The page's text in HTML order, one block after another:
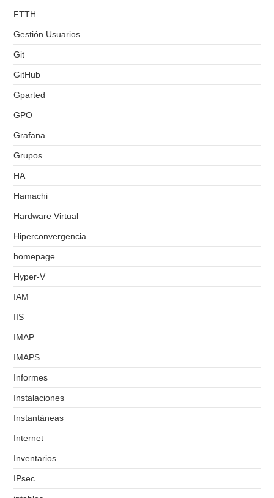
FTTH
Gestión Usuarios
Git
GitHub
Gparted
GPO
Grafana
Grupos
HA
Hamachi
Hardware Virtual
Hiperconvergencia
homepage
Hyper-V
IAM
IIS
IMAP
IMAPS
Informes
Instalaciones
Instantáneas
Internet
Inventarios
IPsec